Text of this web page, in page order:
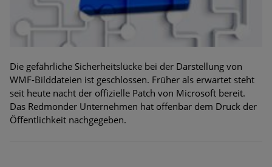
Die gefährliche Sicherheitslücke bei der Darstellung von
WMF-Bilddateien ist geschlossen. Früher als erwartet steht
seit heute nacht der offizielle Patch von Microsoft bereit.
Das Redmonder Unternehmen hat offenbar dem Druck der
Öffentlichkeit nachgegeben.